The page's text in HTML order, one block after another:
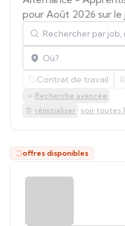
pour Août 2026 sur le
Rechercher par job,
Localisation
Contrat de travail
Recherche avancée
réinitialiser voir toutes
offres disponibles